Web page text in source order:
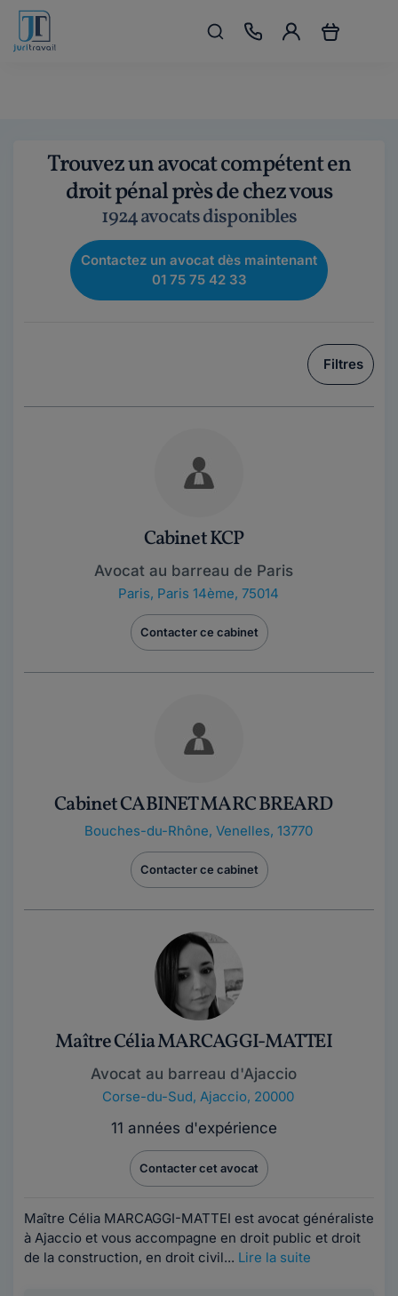
Trouvez un avocat compétent en
droit pénal près de chez vous
1924 avocats disponibles
Contactez un avocat dès maintenant
01 75 75 42 33
Filtres
Cabinet KCP
Avocat au barreau de Paris
Paris, Paris 14ème, 75014
Contacter ce cabinet
Cabinet CABINET MARC BREARD
Bouches-du-Rhône, Venelles, 13770
Contacter ce cabinet
Maître Célia MARCAGGI-MATTEI
Avocat au barreau d'Ajaccio
Corse-du-Sud, Ajaccio, 20000
11 années d'expérience
Contacter cet avocat
Maître Célia MARCAGGI-MATTEI est avocat généraliste
à Ajaccio et vous accompagne en droit public et droit
de la construction, en droit civil... Lire la suite